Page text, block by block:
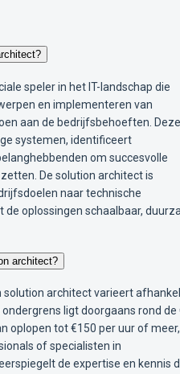
speler in het IT-landschap die
en implementeren van
aan de bedrijfsbehoeften. Deze
systemen, identificeert
om succesvolle
De solution architect is
naar technische
oplossingen schaalbaar,
architect?
architect varieert
ligt doorgaans rond de
oplopen tot €150 per uur of meer,
of specialisten in
de expertise en kennis